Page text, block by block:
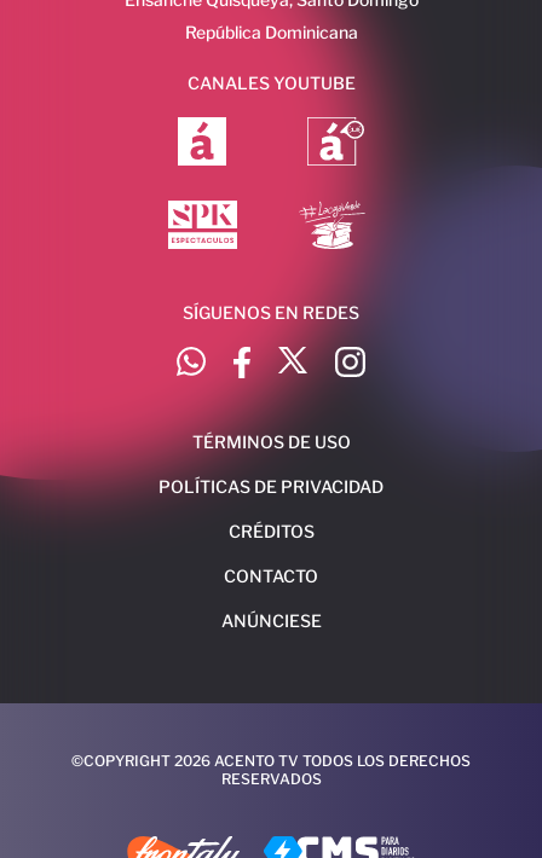
República Dominicana
CANALES YOUTUBE
SÍGUENOS EN REDES
TÉRMINOS DE USO
POLÍTICAS DE PRIVACIDAD
CRÉDITOS
CONTACTO
ANÚNCIESE
©COPYRIGHT 2026 ACENTO TV TODOS LOS DERECHOS
RESERVADOS